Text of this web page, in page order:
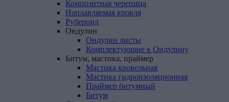
Композитная черепица
Наплавляемая кровля
Рубероид
Ондулин
Ондулин листы
Комплектующие к Ондулину
Битум, мастика, праймер
Мастика кровельная
Мастика гидроизоляционная
Праймер битумный
Битум